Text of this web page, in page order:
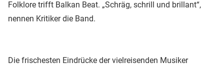
Folklore trifft Balkan Beat. „Schräg, schrill und brillant“,
nennen Kritiker die Band.
Die frischesten Eindrücke der vielreisenden Musiker